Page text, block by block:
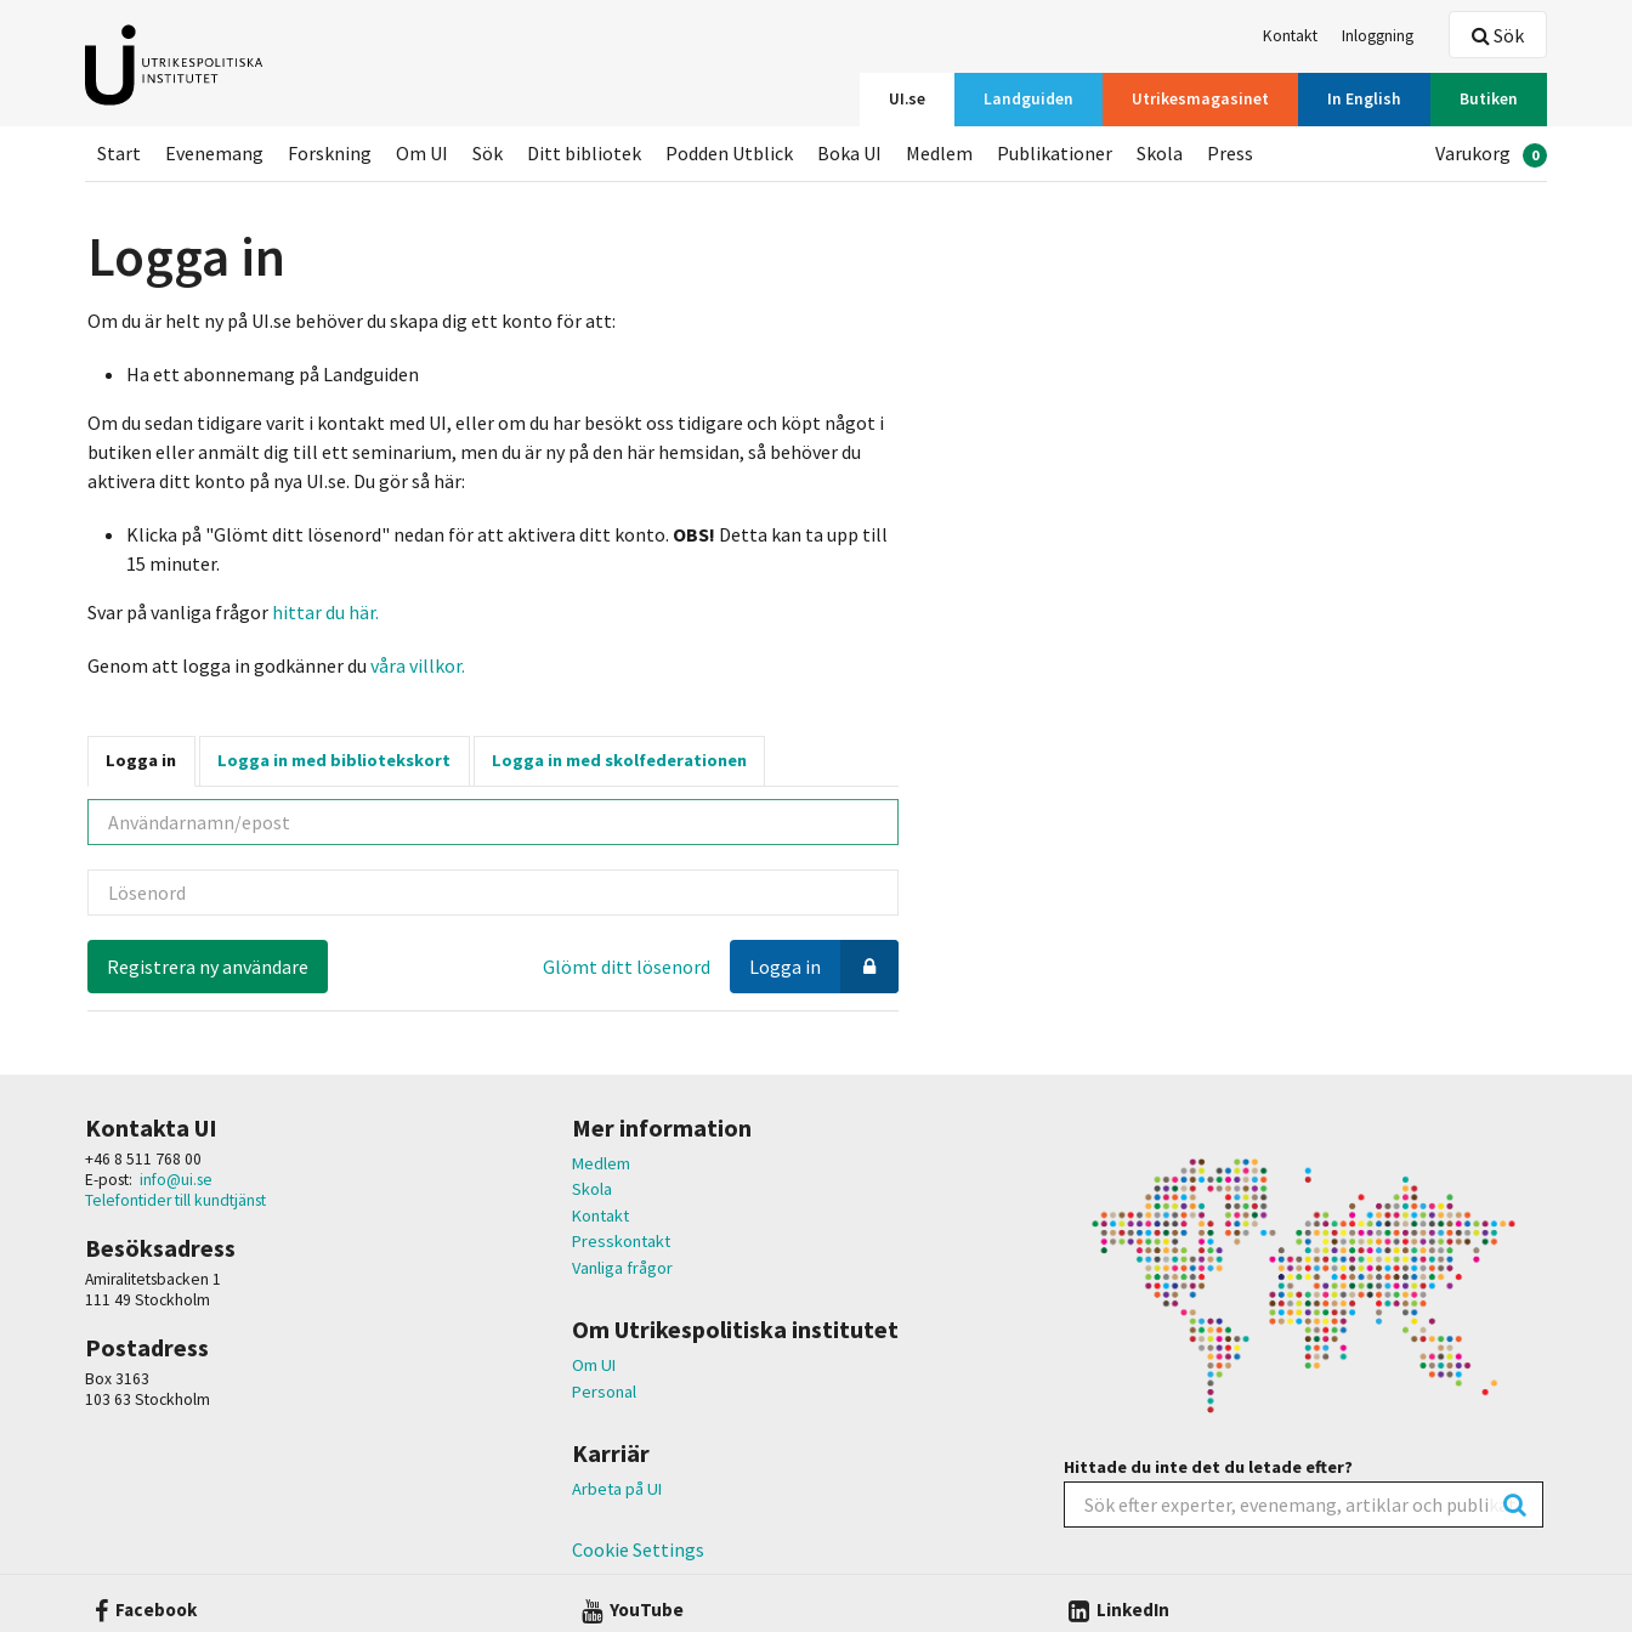
Kontakt Inloggning
UI.se Landguiden Utrikesmagasinet In English Butiken
Sök
Start Evenemang Forskning Om UI Sök Ditt bibliotek Podden Utblick Boka UI Medlem Publikationer Skola Press Varukorg 0
Logga in
Om du är helt ny på UI.se behöver du skapa dig ett konto för att:
Ha ett abonnemang på Landguiden
Om du sedan tidigare varit i kontakt med UI, eller om du har besökt oss tidigare och köpt något i
butiken eller anmält dig till ett seminarium, men du är ny på den här hemsidan, så behöver du
aktivera ditt konto på nya UI.se. Du gör så här:
Klicka på "Glömt ditt lösenord" nedan för att aktivera ditt konto. OBS! Detta kan ta upp till
15 minuter.
Svar på vanliga frågor hittar du här.
Genom att logga in godkänner du våra villkor.
Logga in Logga in med bibliotekskort Logga in med skolfederationen
Användarnamn
Lösenord
Logga in
Glömt ditt lösenord
Registrera ny användare
Kontakta UI
+46 8 511 768 00
E-post: info@ui.se
Telefontider till kundtjänst
Besöksadress
Amiralitetsbacken 1
111 49 Stockholm
Postadress
Box 3163
103 63 Stockholm
Mer information
Medlem
Skola
Kontakt
Presskontakt
Vanliga frågor
Om Utrikespolitiska institutet
Om UI
Personal
Karriär
Arbeta på UI
Cookie Settings
Hittade du inte det du letade efter?
Facebook YouTube LinkedIn